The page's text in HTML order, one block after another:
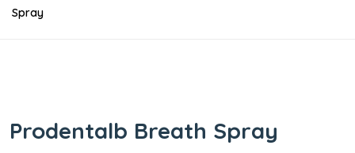
Spray
Prodentalb Breath Spray